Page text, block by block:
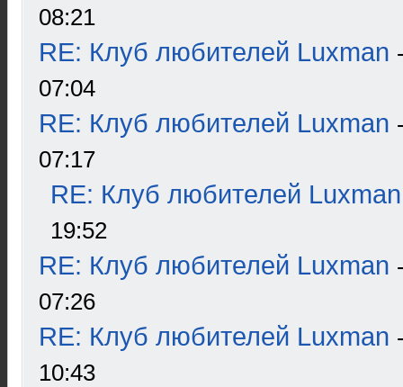
08:21
RE: Клуб любителей Luxman
07:04
RE: Клуб любителей Luxman
07:17
RE: Клуб любителей Luxman
19:52
RE: Клуб любителей Luxman
07:26
RE: Клуб любителей Luxman
10:43